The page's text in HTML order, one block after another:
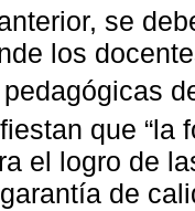
se
los
que “la
el logro de
de